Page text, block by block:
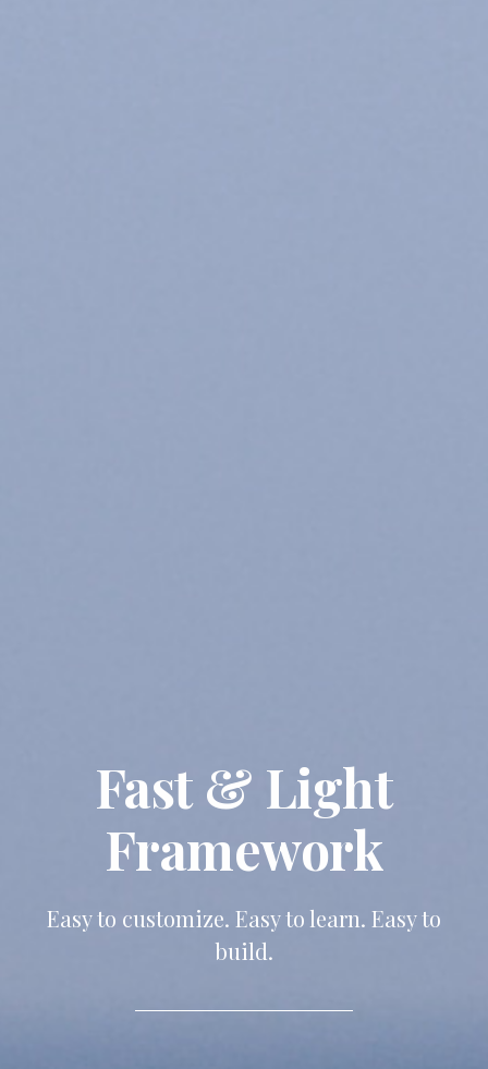
Fast & Light
Framework
Easy to customize. Easy to learn. Easy to
build.